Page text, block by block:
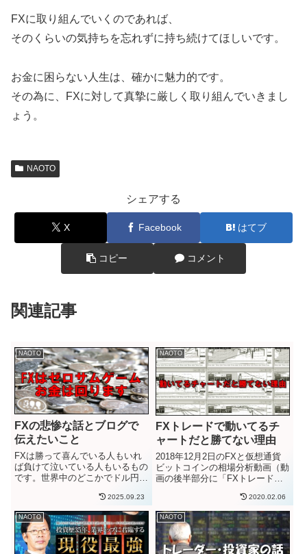
FXに取り組んでいくのであれば、
そのくらいの気持ちを忘れずに持ち続けてほしいです。
お金に困らない人生は、確かに魅力的です。
その為に、FXに対して真摯に厳しく取り組んでいきまし
ょう。
NAOTO
シェアする
X Facebook はてブ
コピー コメント
関連記事
NAOTO
FXの悲惨な話とブログで
伝えたいこと
FXは勝って喜んでいる人もいれ
ば負けて泣いている人もいるもの
です。世界中のどこかでドル円を
反対でドル円を売る人がいるから
取引が成立します。ドル円を買っ
て利益を出した人の後ろで、ドル
円を売って損切りしている人が
い...
2025.09.23
NAOTO
FXトレードで動いてるチ
ャートだと勝てない理由
2018年12月2日のFXと仮想通貨
ビットコインの相場分析動画（動
画の後半部分に「FXトレードで
由」の解説もしています）メルマ
ガの返信で以下の質問をいただい
たんです。「過去検証では勝てる
のですが、動いてるチャー...
2020.02.06
NAOTO NAOTO